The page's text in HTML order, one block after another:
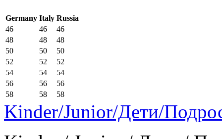
Germany Italy Russia
46
46
46
48
48
48
50
50
50
52
52
52
54
54
54
56
56
56
58
58 58
Kinder/Junior/Дети/